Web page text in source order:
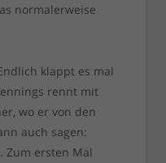
normalerweise
klappt es mal
rennt mit
wo er von den
auch sagen:
Zum ersten Mal